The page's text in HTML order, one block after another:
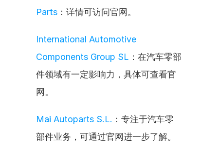
Parts ：详情可访问官网。
International Automotive
Components Group SL ：在汽车零部
件领域有一定影响力，具体可查看官
网。
Mai Autoparts S.L. ：专注于汽车零
部件业务，可通过官网进一步了解。